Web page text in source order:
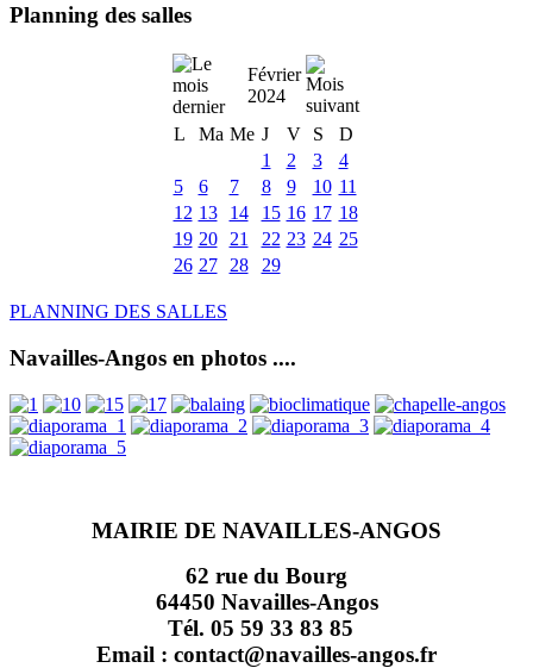
Planning des salles
Février
2024
L
Ma Me J V S
D
1
2 3
4
5
6 7 8 9 10 11
12 13 14 15 16 17 18
19 20 21 22 23 24 25
26 27 28 29
PLANNING DES SALLES
Navailles-Angos en photos ....
MAIRIE DE NAVAILLES-ANGOS
62 rue du Bourg
64450 Navailles-Angos
Tél. 05 59 33 83 85
Email : contact@navailles-angos.fr